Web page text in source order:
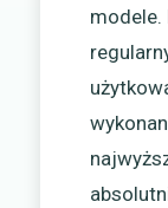
modele.